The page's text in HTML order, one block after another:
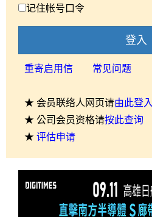
记住帐号口令
登入
重寄启用信 常见问题
★ 会员联络人网页请由此登入
★ 公司会员资格请按此查询
★ 评估申请